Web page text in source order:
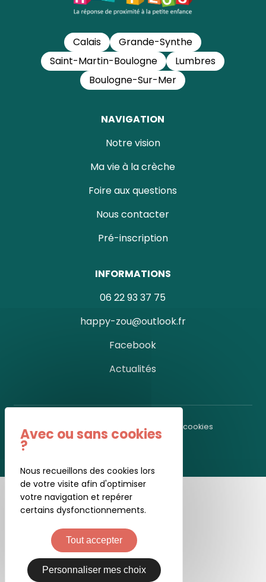
Calais
Grande-Synthe
Saint-Martin-Boulogne
Lumbres
Boulogne-Sur-Mer
NAVIGATION
Notre vision
Ma vie à la crèche
Foire aux questions
Nous contacter
Pré-inscription
INFORMATIONS
06 22 93 37 75
happy-zou@outlook.fr
Facebook
Actualités
Gestion des cookies
Nous recueillons des cookies lors
de votre visite afin d'optimiser
votre navigation et repérer
certains dysfonctionnements.
Tout accepter
Personnaliser mes choix